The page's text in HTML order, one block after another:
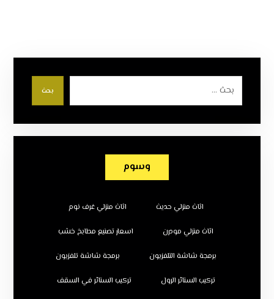
بحث
وسوم
اثاث منزلي حديث اثاث منزلي غرف نوم
اثاث منزلي مودرن اسعار تصنيع مطابخ خشب
برمجة شاشة التلفزيون برمجة شاشة تلفزيون
تركيب الستائر الرول تركيب الستائر في السقف